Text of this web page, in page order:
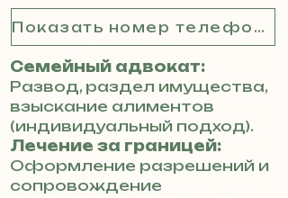
Показать номер телефона
Семейный адвокат:
Развод, раздел имущества,
взыскание алиментов
(индивидуальный подход).
Лечение за границей:
Оформление разрешений и
сопровождение